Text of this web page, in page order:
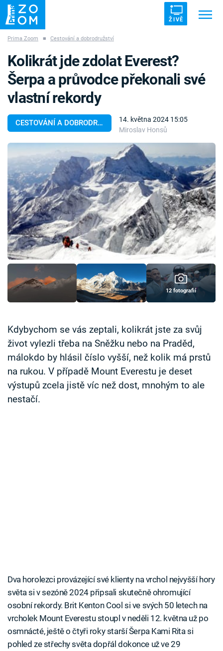
ŽIVĚ
ZÁHADY VETŘELCI DÁVNOVĚKU
Témata
Témata
Pořady
TV Program
Časopis
Sledujte prima+
Přihlášení
Sledujte nás
Prima Zoom ■ Cestování a dobrodružství
CESTOVÁNÍ A DOBRODRUŽSTVÍ
14. května 2024 15:05
Miroslav Honsů
Kolikrát jde zdolat Everest?
Šerpa a průvodce překonali své
vlastní rekordy
12 fotografií
Kdybychom se vás zeptali, kolikrát jste za svůj
život vylezli třeba na Sněžku nebo na Praděd,
málokdo by hlásil číslo vyšší, než kolik má prstů
na rukou. V případě Mount Everestu je deset
výstupů zcela jistě víc než dost, mnohým to ale
nestačí.
Dva horolezci provázející své klienty na vrchol nejvyšší hory
světa si v sezóně 2024 připsali skutečně ohromující
osobní rekordy. Brit Kenton Cool si ve svých 50 letech na
vrcholek Mount Everestu stoupl v neděli 12. května už po
osmnácté, ještě o čtyři roky starší Šerpa Kami Rita si
pohled ze střechy světa dopřál dokonce už ve 29